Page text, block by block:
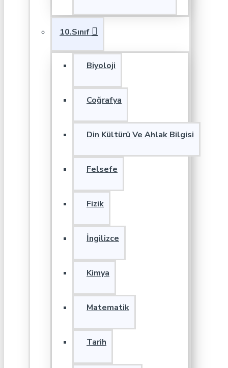
10.Sınıf
Biyoloji
Coğrafya
Din Kültürü Ve Ahlak Bilgisi
Felsefe
Fizik
İngilizce
Kimya
Matematik
Tarih